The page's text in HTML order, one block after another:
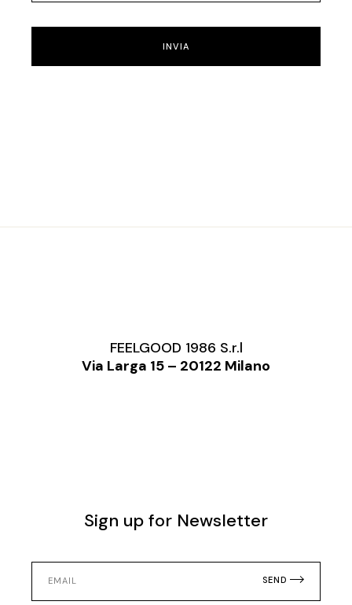
INVIA
FEELGOOD 1986 S.r.l
Via Larga 15 – 20122 Milano
Sign up for Newsletter
SEND